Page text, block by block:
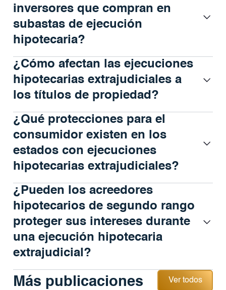
inversores que compran en
subastas de ejecución
hipotecaria?
¿Cómo afectan las ejecuciones
hipotecarias extrajudiciales a
los títulos de propiedad?
¿Qué protecciones para el
consumidor existen en los
estados con ejecuciones
hipotecarias extrajudiciales?
¿Pueden los acreedores
hipotecarios de segundo rango
proteger sus intereses durante
una ejecución hipotecaria
extrajudicial?
Más publicaciones
Ver todos
Ver todos